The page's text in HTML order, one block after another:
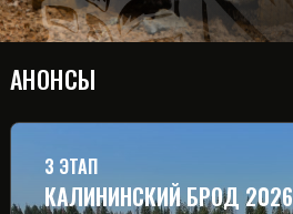
АНОНСЫ
3 ЭТАП
КАЛИНИНСКИЙ БРОД 2026